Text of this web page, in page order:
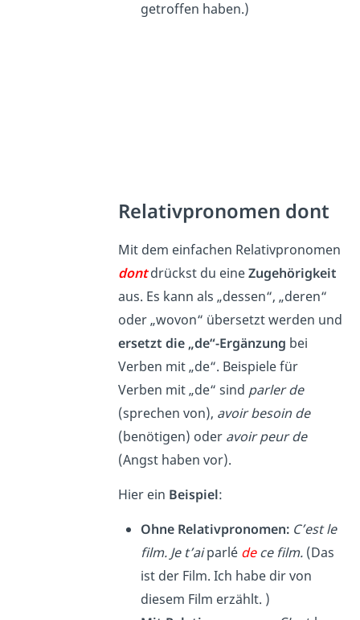
getroffen haben.)
Relativpronomen dont
Mit dem einfachen Relativpronomen
dontdrückst du eineZugehörigkeit
aus. Es kann als „dessen“, „deren“
oder „wovon“ übersetzt werden und
ersetzt die „de“-Ergänzung bei
Verben mit „de“. Beispiele für
Verben mit „de“ sind parler de
(sprechen von), avoir besoin de
(benötigen) oder avoir peur de
(Angst haben vor).
Hier ein Beispiel:
Ohne Relativpronomen: C’est le
film. Je t’aiparlédece film.(Das
ist der Film. Ich habe dir von
diesem Film erzählt. )